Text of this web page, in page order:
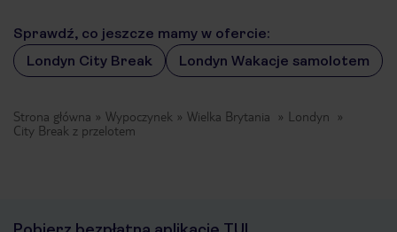
Sprawdź, co jeszcze mamy w ofercie:
Londyn City Break
Londyn Wakacje samolotem
Strona główna Wypoczynek Wielka Brytania
Londyn
City Break z przelotem